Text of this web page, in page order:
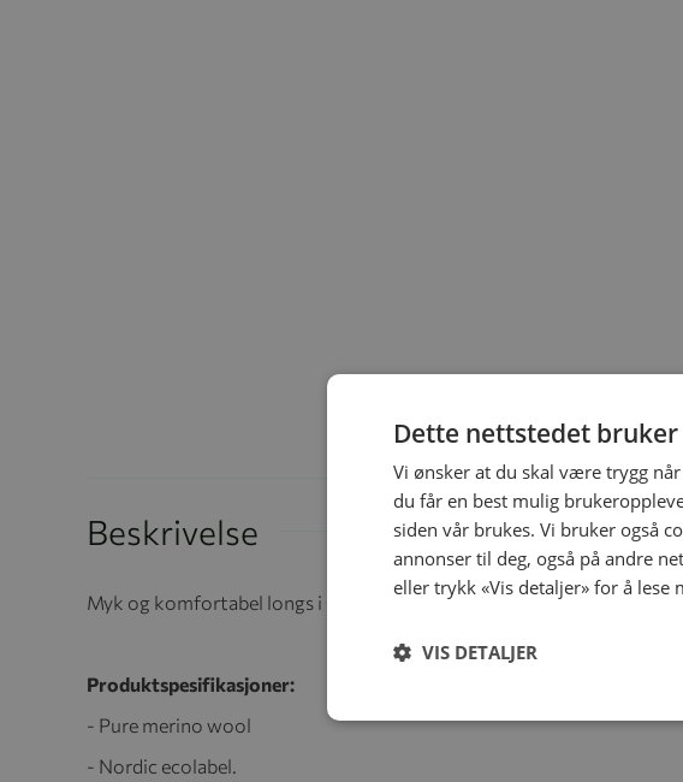
Beskrivelse
Myk og komfortabel longs i god kvalitet fra Joha med elastisk strikk i
Produktspesifikasjoner:
- Pure merino wool
- Nordic ecolabel.
Dette nettstedet
Vi ønsker at du skal være trygg
du får en best mulig
siden vår brukes. Vi bruker også
annonser til deg, også på andre
eller trykk «Vis detaljer» for å lese
VIS DETALJER